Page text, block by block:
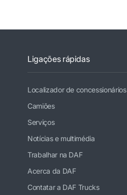
Ligações rápidas
Localizador de concessionários
Camiões
Serviços
Notícias e multimédia
Trabalhar na DAF
Acerca da DAF
Contatar a DAF Trucks